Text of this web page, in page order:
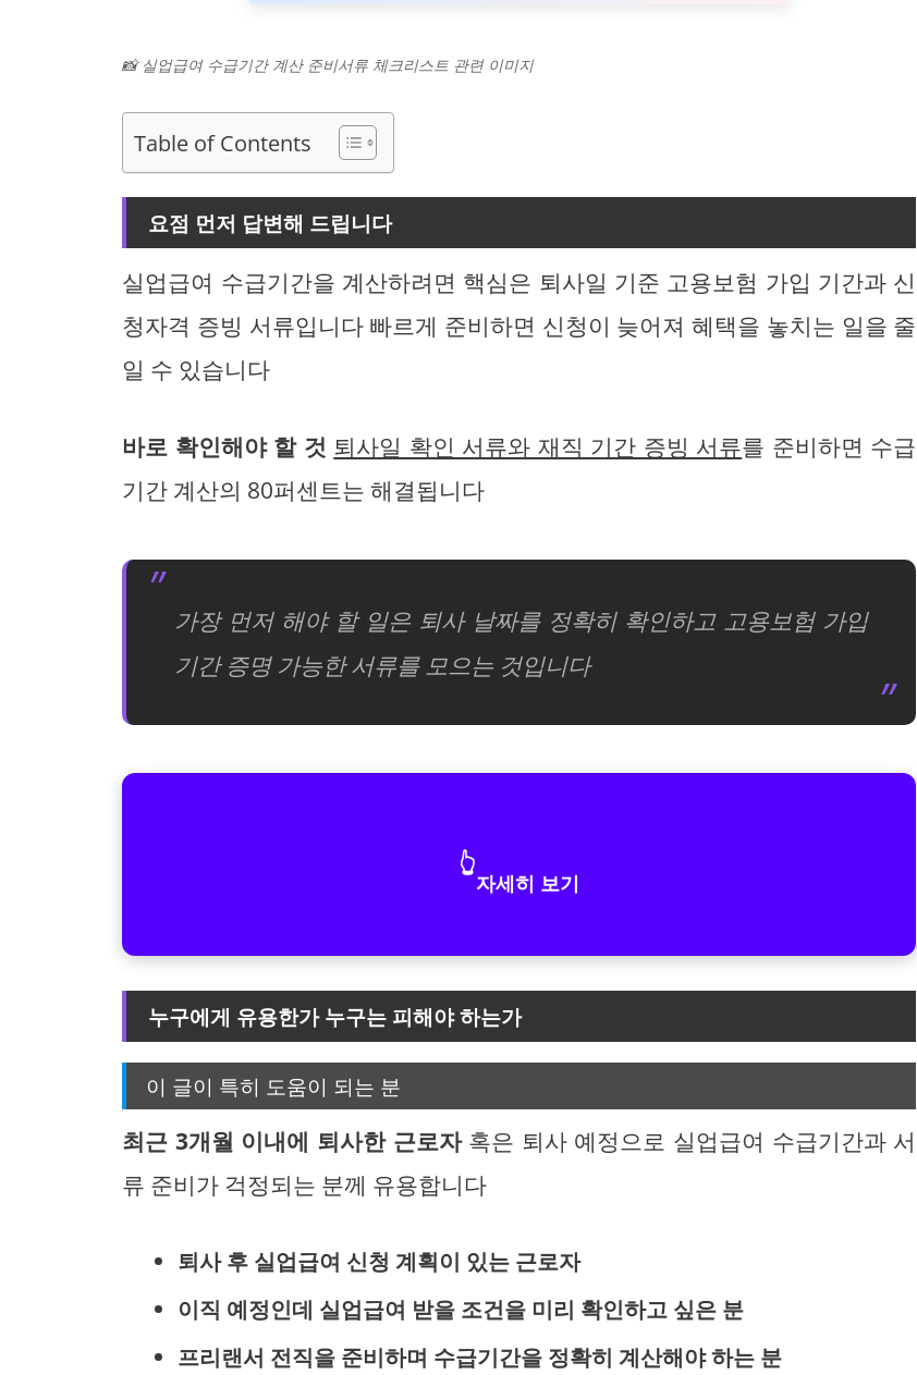
📸 실업급여 수급기간 계산 준비서류 체크리스트 관련 이미지
Table of Contents
요점 먼저 답변해 드립니다
실업급여 수급기간을 계산하려면 핵심은 퇴사일 기준 고용보험 가입 기간과 신
청자격 증빙 서류입니다 빠르게 준비하면 신청이 늦어져 혜택을 놓치는 일을 줄
일 수 있습니다
바로 확인해야 할 것 퇴사일 확인 서류와 재직 기간 증빙 서류를 준비하면 수급
기간 계산의 80퍼센트는 해결됩니다
가장 먼저 해야 할 일은 퇴사 날짜를 정확히 확인하고 고용보험 가입
기간 증명 가능한 서류를 모으는 것입니다
👆
자세히 보기
누구에게 유용한가 누구는 피해야 하는가
이 글이 특히 도움이 되는 분
최근 3개월 이내에 퇴사한 근로자혹은 퇴사 예정으로 실업급여 수급기간과 서
류 준비가 걱정되는 분께 유용합니다
퇴사 후 실업급여 신청 계획이 있는 근로자
이직 예정인데 실업급여 받을 조건을 미리 확인하고 싶은 분
프리랜서 전직을 준비하며 수급기간을 정확히 계산해야 하는 분